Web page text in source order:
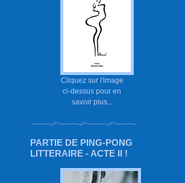
Cliquez sur l'image
ci-dessus pour en
savoir plus...
PARTIE DE PING-PONG
LITTERAIRE - ACTE II !